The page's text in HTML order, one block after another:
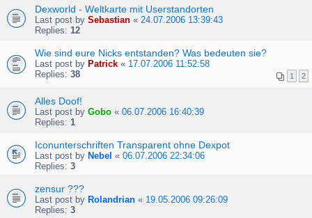
Dexworld - Weltkarte mit Userstandorten
Last post by Sebastian « 24.07.2006 13:39:43
Replies: 12
Wie sind eure Nicks entstanden? Was bedeuten sie?
Last post by Patrick « 17.07.2006 11:52:58
Replies: 38 1 2
Alles Doof!
Last post by Gobo « 06.07.2006 16:40:39
Replies: 1
Iconunterschriften Transparent ohne Dexpot
Last post by Nebel « 06.07.2006 22:34:06
Replies: 3
zensur ???
Last post by Rolandrian « 19.05.2006 09:26:09
Replies: 3